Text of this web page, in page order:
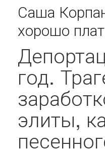
Саша
хорошо
год.
элиты,